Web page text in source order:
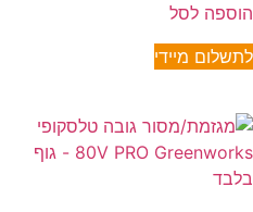
הוספה לסל
לתשלום מיידי